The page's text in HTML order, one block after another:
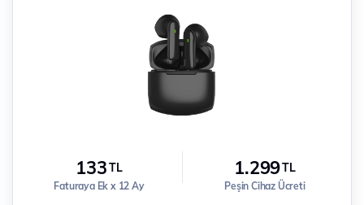
133TL
Faturaya Ek x 12 Ay
1.299TL
Peşin Cihaz Ücreti